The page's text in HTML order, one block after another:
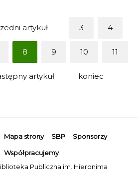
artykuł 3 4
8 9 10 11
artykuł koniec
Mapa strony SBP Sponsorzy
Współpracujemy
Publiczna im. Hieronima